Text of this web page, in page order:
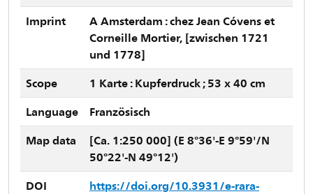
Imprint
A Amsterdam : chez Jean Cóvens et
Corneille Mortier, [zwischen 1721
und 1778]
Scope
1 Karte : Kupferdruck ; 53 x 40 cm
Language
Französisch
Map data
[Ca. 1:250 000] (E 8°36'-E 9°59'/N
50°22'-N 49°12')
DOI
https://doi.org/10.3931/e-rara-